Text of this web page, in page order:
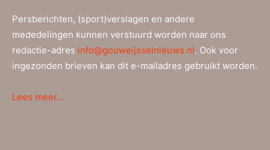
Persberichten, (sport)verslagen en andere
mededelingen kunnen verstuurd worden naar ons
redactie-adres info@gouweijsselnieuws.nl. Ook voor
ingezonden brieven kan dit e-mailadres gebruikt worden.
Lees meer…